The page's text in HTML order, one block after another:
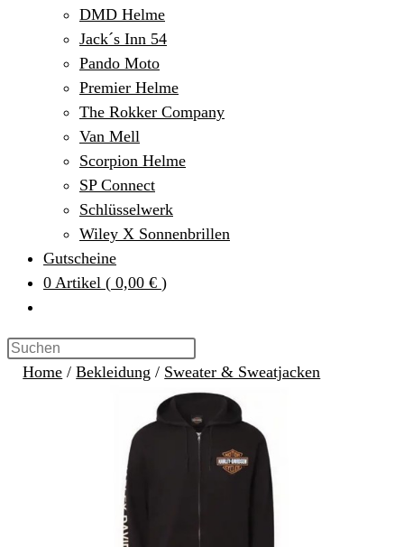
DMD Helme
Jack´s Inn 54
Pando Moto
Premier Helme
The Rokker Company
Van Mell
Scorpion Helme
SP Connect
Schlüsselwerk
Wiley X Sonnenbrillen
Gutscheine
0 Artikel ( 0,00 € )
Home / Bekleidung / Sweater & Sweatjacken